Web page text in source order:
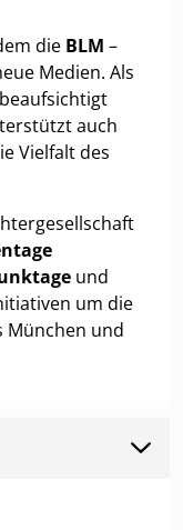
die BLM –
Medien. Als
auch
Vielfalt des
und
um die
München und